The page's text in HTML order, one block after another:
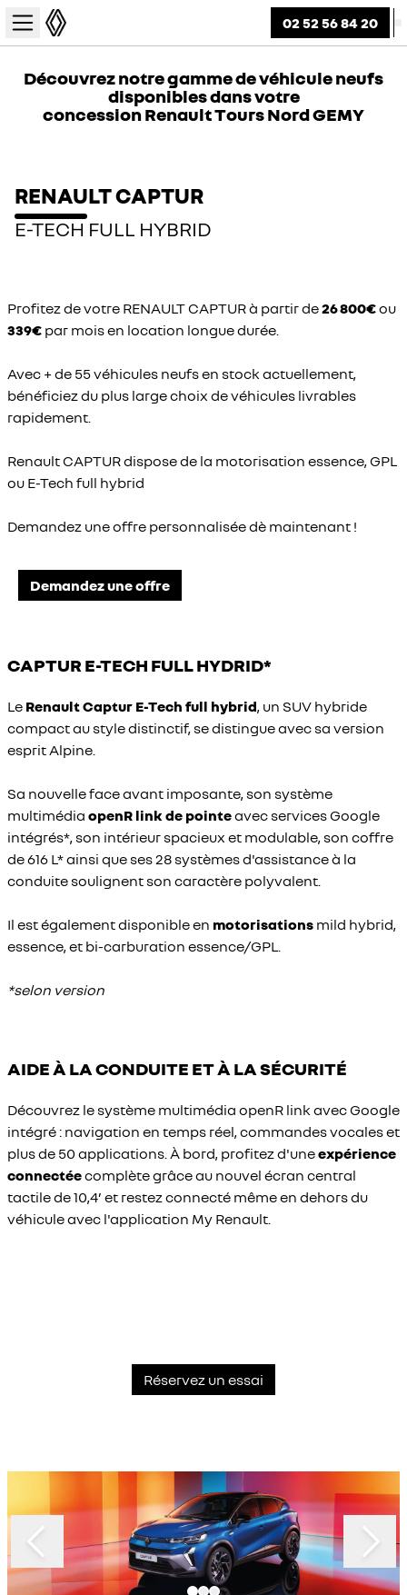
02 52 56 84 20
Découvrez notre gamme de véhicule neufs
disponibles dans votre
concession Renault Tours Nord GEMY
RENAULT CAPTUR
E-TECH FULL HYBRID
Profitez de votre RENAULT CAPTUR à partir de26 800€ou
339€ par mois en location longue durée.
Avec + de 55 véhicules neufs en stock actuellement,
bénéficiez du plus large choix de véhicules livrables
rapidement.
Renault CAPTUR dispose de la motorisation essence, GPL
ou E-Tech full hybrid
Demandez une offre personnalisée dè maintenant !
Demandez une offre
CAPTUR E-TECH FULL HYDRID*
Le Renault Captur E-Tech full hybrid, un SUV hybride
compact au style distinctif, se distingue avec sa version
esprit Alpine.
Sa nouvelle face avant imposante, son système
multimédia openR link de pointeavec services Google
intégrés*, son intérieur spacieux et modulable, son coffre
de 616 L* ainsi que ses 28 systèmes d'assistance à la
conduite soulignent son caractère polyvalent.
Il est également disponible en motorisations mild hybrid,
essence, et bi-carburation essence/GPL.
*selon version
AIDE À LA CONDUITE ET À LA SÉCURITÉ
Découvrez le système multimédia openR link avec Google
intégré : navigation en temps réel, commandes vocales et
plus de 50 applications. À bord, profitez d'uneexpérience
connectéecomplète grâce au nouvel écran central
tactile de 10,4’ et restez connecté même en dehors du
véhicule avec l'application My Renault.
Réservez un essai
Slide 1 of 3